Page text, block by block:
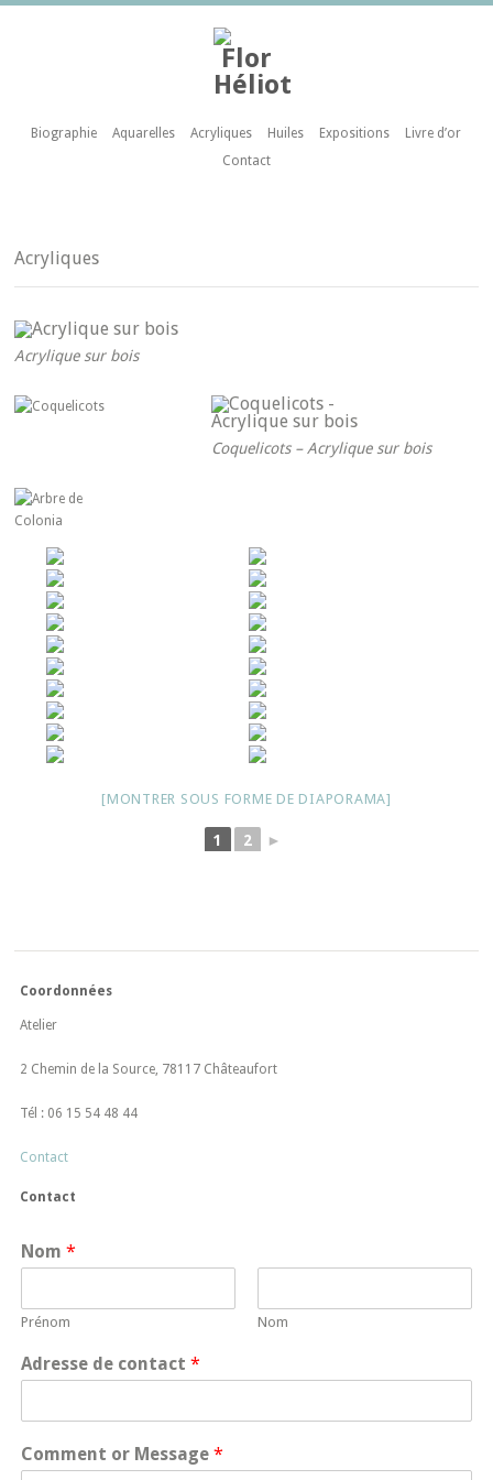
Biographie Aquarelles Acryliques Huiles Expositions
Livre d’or
Contact
Acryliques
Acrylique sur bois
Coquelicots – Acrylique sur bois
[MONTRER SOUS FORME DE DIAPORAMA]
1 2 ►
Coordonnées
Atelier
2 Chemin de la Source, 78117 Châteaufort
Tél : 06 15 54 48 44
Contact
Contact
Nom *
Prénom Nom
Adresse de contact *
Comment or Message *